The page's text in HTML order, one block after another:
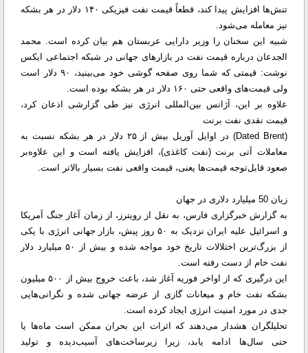
تنش‌ها افزایش پیدا کند، قطعاً قیمت نفت فیزیکی ۱۴۰ دلار در هر بشکه
نیز معامله می‌شود.
شبیه این سخنان را وزیر دارایی عربستان هم بیان کرده است. محمد
الجدعان درباره قیمت نفت در بازارهای جهانی در شبکه اجتماعی ایکس
نوشت: قیمتی که شما روی صفحه گوشی خود می‌بینید، ۹۰ دلار است
ولی قیمت‌های واقعی حتی ۱۶۰ دلار در هر بشکه بوده‌ است.
علاوه ‌بر این، آژانس بین‌المللی انرژی نیز طی گزارشی اذعان کرد،
قیمت نقدی نفت برنت
(Dated Brent) در اوایل‌ آوریل بیش از ۲۵ دلار در هر بشکه نسبت به
معاملات آتی برنت (نفت کاغذی)، افزایش یافته است و این علاوه‌بر
صعود قابل‌توجه قیمت‌ها یعنی، قیمت واقعی نفت بسیار بالاتر است.
زیان 50 میلیارد دلاری در جهان
به گزارش خبرگزاری فارس، به نقل از رویترز، از زمان آغاز جنگ آمریکا
و اسرائیل علیه ایران نزدیک به ۵۰ روز پیش، بازار جهانی انرژی با یکی
از بزرگ‌ترین اختلالات تاریخ خود مواجه شده و بیش از ۵۰ میلیارد دلار
نفت خام از دست رفته است.
این درگیری که از اواخر فوریه آغاز شد، باعث خروج بیش از ۵۰۰ میلیون
بشکه نفت خام و میعانات گازی از عرضه جهانی شده و نگرانی‌هایی
جدی در مورد امنیت انرژی ایجاد کرده است.
تحلیلگران هشدار می‌دهند که اثرات این بحران ممکن است ماه‌ها یا
حتی سال‌ها ادامه یابد، زیرا زیرساخت‌های آسیب‌دیده و تولید